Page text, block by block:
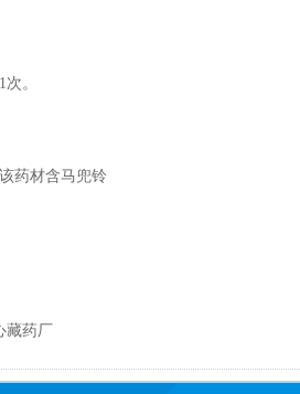
。
药材含马兜铃
藏药厂